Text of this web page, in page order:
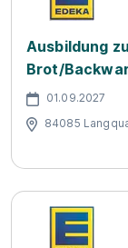
Ausbildung
Brot/
01.09.2027
84085